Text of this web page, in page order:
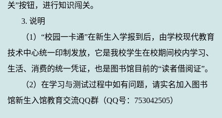
关”按钮，进行知识闯关。
3. 说明
（1 ）“校园一卡通”在新生入学报到后，由学校现代教育
技术中心统一印制发放，它是我校学生在校期间校内学习、
生活、消费的统一凭证，也是图书馆目前的“读者借阅证”。
（2）在学习与测试过程中如有问题，请实名加入图书
馆新生入馆教育交流QQ群（QQ号： 753042505）